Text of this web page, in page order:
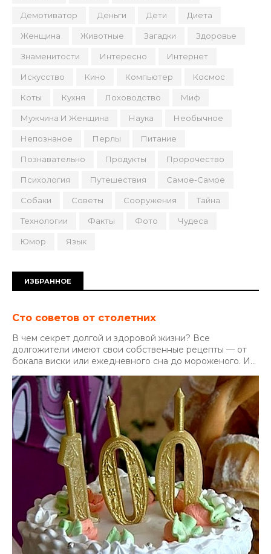
Демотиватор Деньги Дети Диета
Женщина Животные Загадки Здоровье
Знаменитости Интересно Интернет
Искусство Кино Компьютер Космос
Коты Кухня Лоховодство Миф
Мужчина И Женщина Наука Необычное
Непознаное Перлы Питание
Познавательно Продукты Пророчество
Психология Путешествия Самое-Самое
Собаки Советы Сооружения Тайна
Технологии Факты Фото Чудеса
Юмор Язык
ИЗБРАННОЕ
Сто советов от столетних
В чем секрет долгой и здоровой жизни? Все
долгожители имеют свои собственные рецепты — от
бокала виски или ежедневного сна до мороженого. И...